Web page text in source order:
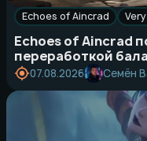
Echoes of Aincrad
Echoes of Aincrad
переработкой
07.08.2026 Семён